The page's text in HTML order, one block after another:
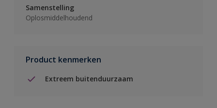
Samenstelling
Oplosmiddelhoudend
Product kenmerken
Extreem buitenduurzaam